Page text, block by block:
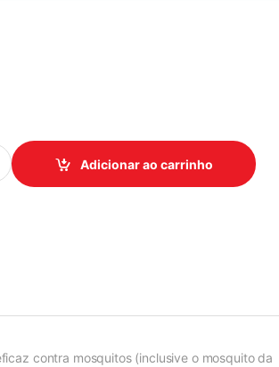
AEROSOL 300ML JIMO quantidade
Adicionar ao carrinho
contra mosquitos (inclusive o mosquito da